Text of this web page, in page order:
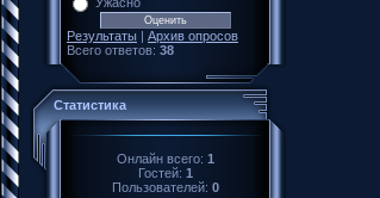
Результаты | Архив опросов
Всего ответов: 38
Статистика
Онлайн всего: 1
Гостей: 1
Пользователей: 0